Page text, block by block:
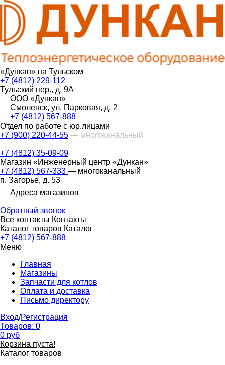
«Дункан» на Тульском
+7 (4812) 229-112
Тульский пер., д. 9А
ООО «Дункан»
Смоленск, ул. Парковая, д. 2
+7 (4812) 567-888
Отдел по работе с юр.лицами
+7 (900) 220-44-55 — многоканальный
+7 (4812) 35-09-09
Магазин «Инженерный центр «Дункан»
+7 (4812) 567-333 — многоканальный
п. Загорье, д. 53
Адреса магазинов
Обратный звонок
Все контакты Контакты
Каталог товаров Каталог
+7 (4812) 567-888
Меню
Главная
Магазины
Запчасти для котлов
Оплата и доставка
Письмо директору
Вход/Регистрация
Товаров: 0
0 руб
Корзина пуста!
Каталог товаров